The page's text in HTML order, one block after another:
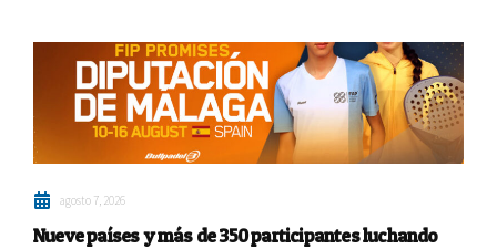
agosto 7, 2026
Nueve países y más de 350 participantes luchando